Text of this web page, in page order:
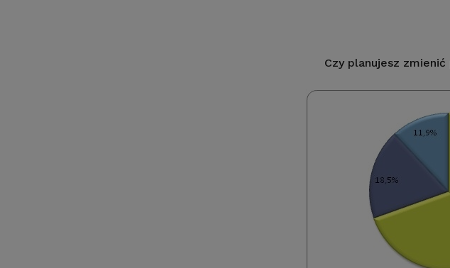
Czy planujesz